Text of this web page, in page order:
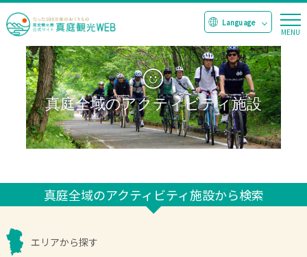
真庭全域のアクティビティ施設
真庭全域のアクティビティ施設から検索
エリアから探す